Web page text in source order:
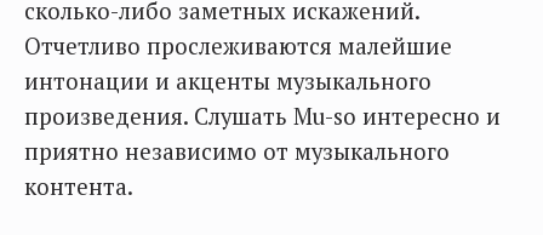
сколько-либо заметных искажений.
Отчетливо прослеживаются малейшие
интонации и акценты музыкального
произведения. Слушать Mu-so интересно и
приятно независимо от музыкального
контента.